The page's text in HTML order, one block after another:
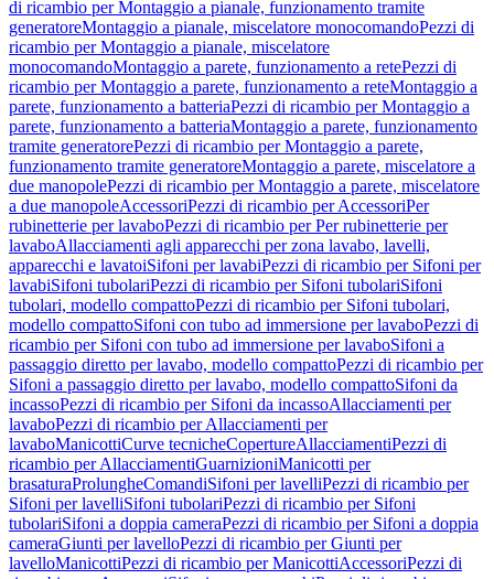
di ricambio per Montaggio a pianale, funzionamento tramite
generatoreMontaggio a pianale, miscelatore monocomandoPezzi di
ricambio per Montaggio a pianale, miscelatore
monocomandoMontaggio a parete, funzionamento a retePezzi di
ricambio per Montaggio a parete, funzionamento a reteMontaggio a
parete, funzionamento a batteriaPezzi di ricambio per Montaggio a
parete, funzionamento a batteriaMontaggio a parete, funzionamento
tramite generatorePezzi di ricambio per Montaggio a parete,
funzionamento tramite generatoreMontaggio a parete, miscelatore a
due manopolePezzi di ricambio per Montaggio a parete, miscelatore
a due manopoleAccessoriPezzi di ricambio per AccessoriPer
rubinetterie per lavaboPezzi di ricambio per Per rubinetterie per
lavaboAllacciamenti agli apparecchi per zona lavabo, lavelli,
apparecchi e lavatoiSifoni per lavabiPezzi di ricambio per Sifoni per
lavabiSifoni tubolariPezzi di ricambio per Sifoni tubolariSifoni
tubolari, modello compattoPezzi di ricambio per Sifoni tubolari,
modello compattoSifoni con tubo ad immersione per lavaboPezzi di
ricambio per Sifoni con tubo ad immersione per lavaboSifoni a
passaggio diretto per lavabo, modello compattoPezzi di ricambio per
Sifoni a passaggio diretto per lavabo, modello compattoSifoni da
incassoPezzi di ricambio per Sifoni da incassoAllacciamenti per
lavaboPezzi di ricambio per Allacciamenti per
lavaboManicottiCurve tecnicheCopertureAllacciamentiPezzi di
ricambio per AllacciamentiGuarnizioniManicotti per
brasaturaProlungheComandiSifoni per lavelliPezzi di ricambio per
Sifoni per lavelliSifoni tubolariPezzi di ricambio per Sifoni
tubolariSifoni a doppia cameraPezzi di ricambio per Sifoni a doppia
cameraGiunti per lavelloPezzi di ricambio per Giunti per
lavelloManicottiPezzi di ricambio per ManicottiAccessoriPezzi di